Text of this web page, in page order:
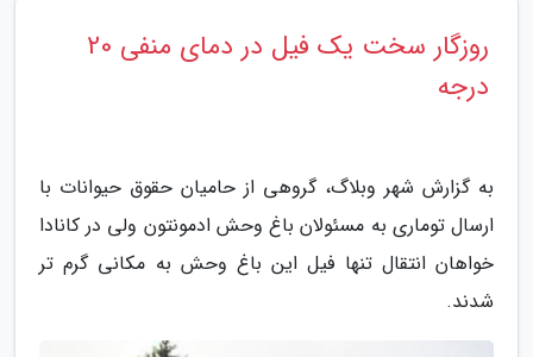
روزگار سخت یک فیل در دمای منفی 20
درجه
به گزارش شهر وبلاگ، گروهی از حامیان حقوق حیوانات با
ارسال توماری به مسئولان باغ وحش ادمونتون ولی در کانادا
خواهان انتقال تنها فیل این باغ وحش به مکانی گرم تر
شدند.